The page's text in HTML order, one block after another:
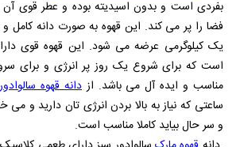
بفردی است و بدون اسیدیته بوده و عطر قوی
فضا را پر می کند. این قهوه به صورت دانه کامل
یک کیلوگرمی عرضه می شود. این قهوه قوی دارای
است که برای شروع یک روز پر انرژی و برای سرو
مناسب و ایده آل می باشد. از دانه قهوه
ساعتی که نیاز به بالا بردن انرژی تان دارید و
و سر حال بیاید کاملا مناسب است.